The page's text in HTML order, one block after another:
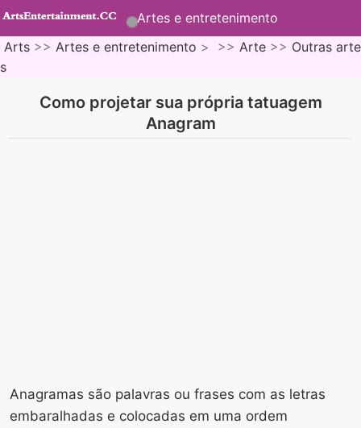
Artes e entretenimento
Arts >> Artes e entretenimento > >> Arte >> Outras arte
s
Como projetar sua própria tatuagem
Anagram
Anagramas são palavras ou frases com as letras
embaralhadas e colocadas em uma ordem